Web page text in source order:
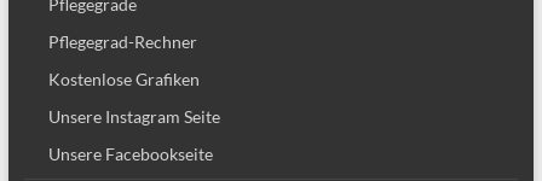
Pflegegrade
Pflegegrad-Rechner
Kostenlose Grafiken
Unsere Instagram Seite
Unsere Facebookseite